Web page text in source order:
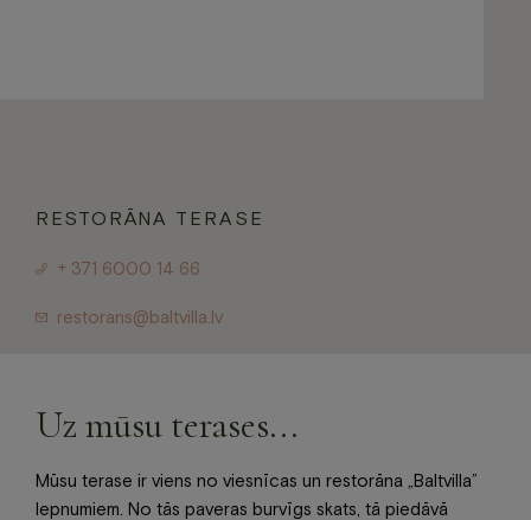
Par mums
info@baltvilla.lv
facebook-
instagramtripadvisor
LV
EN
RESTORĀNA TERASE
+ 371 6000 14 66
restorans@baltvilla.lv
Uz mūsu terases...
Mūsu terase ir viens no viesnīcas un restorāna „Baltvilla”
lepnumiem. No tās paveras burvīgs skats, tā piedāvā